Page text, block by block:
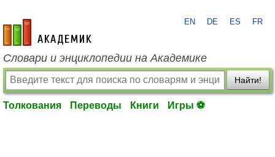
academic.ru
EN DE ES FR
Словари и энциклопедии на Академике
Найти!
Толкования Переводы Книги Игры ⚽